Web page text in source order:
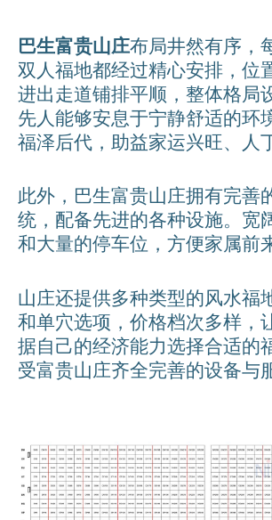
巴生富贵山庄布局井然有序，
双人福地都经过精心安排，位
进出走道铺排平顺，整体格局
先人能够安息于宁静舒适的环
福泽后代，助益家运兴旺、人
此外，巴生富贵山庄拥有完善
统，配备先进的各种设施。宽
和大量的停车位，方便家属前
山庄还提供多种类型的风水福
和单穴选项，价格档次多样，
据自己的经济能力选择合适的
受富贵山庄齐全完善的设备与